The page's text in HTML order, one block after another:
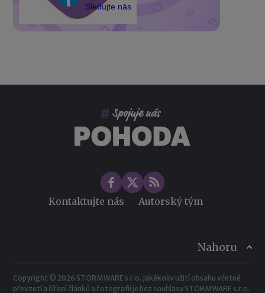
Sledujte nás
Kontaktujte nás Autorský tým
Nahoru
Copyright © 2026 STORMWARE s.r.o. Jakékoliv užití obsahu včetně
převzetí a šíření článků a fotografií je bez souhlasu STORMWARE s.r.o.